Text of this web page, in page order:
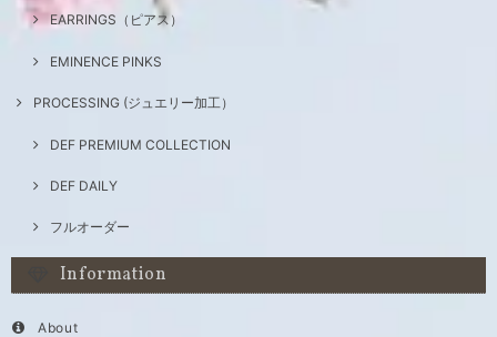
EARRINGS（ピアス）
EMINENCE PINKS
PROCESSING (ジュエリー加工）
DEF PREMIUM COLLECTION
DEF DAILY
フルオーダー
Information
About